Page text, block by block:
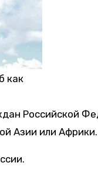
как
Российской
Азии или Африки.